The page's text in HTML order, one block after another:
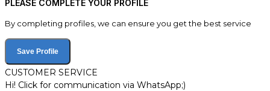
PLEASE COMPLETE YOUR PROFILE
By completing profiles, we can ensure you get the best service
Save Profile
CUSTOMER SERVICE
Hi! Click for communication via WhatsApp;)